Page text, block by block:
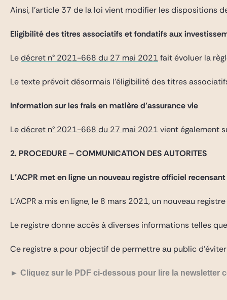
Ainsi, l’article 37 de la loi vient modifier les dispositions
Eligibilité des titres associatifs et fondatifs aux
Ledécret n° 2021-668 du 27 mai 2021 fait évoluer la
Le texte prévoit désormais l’éligibilité des titres
Information sur les frais en matière d’assurance vie
Ledécret n° 2021-668 du 27 mai 2021 vient également
2. PROCEDURE – COMMUNICATION DES AUTORITES
L’ACPR met en ligne un nouveau registre officiel
L’ACPR a mis en ligne, le 8 mars 2021, un nouveau
Le registre donne accès à diverses informations telles
Ce registre a pour objectif de permettre au public
► Cliquez sur le PDF ci-dessous pour lire la newsletter